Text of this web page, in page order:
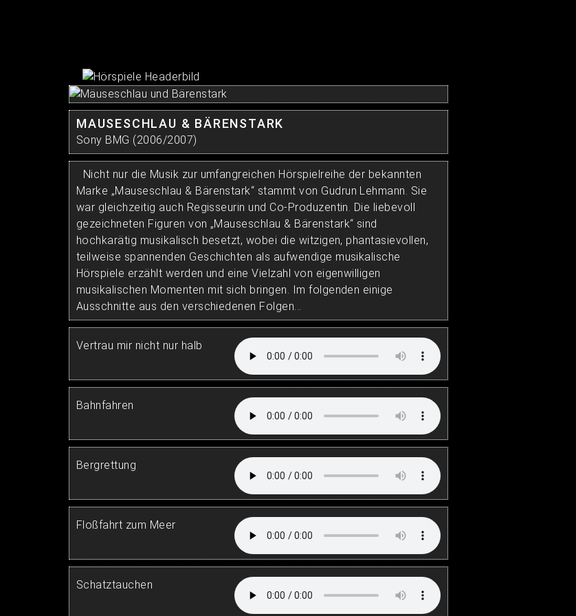
MAUSESCHLAU & BÄRENSTARK
Sony BMG (2006/2007)
Nicht nur die Musik zur umfangreichen Hörspielreihe der bekannten
Marke „Mauseschlau & Bärenstark“ stammt von Gudrun Lehmann. Sie
war gleichzeitig auch Regisseurin und Co-Produzentin. Die liebevoll
gezeichneten Figuren von „Mauseschlau & Bärenstark“ sind
hochkarätig musikalisch besetzt, wobei die witzigen, phantasievollen,
teilweise spannenden Geschichten als aufwendige musikalische
Hörspiele erzählt werden und eine Vielzahl von eigenwilligen
musikalischen Momenten mit sich bringen. Im folgenden einige
Ausschnitte aus den verschiedenen Folgen...
Vertrau mir nicht nur halb
Bahnfahren
Bergrettung
Floßfahrt zum Meer
Schatztauchen